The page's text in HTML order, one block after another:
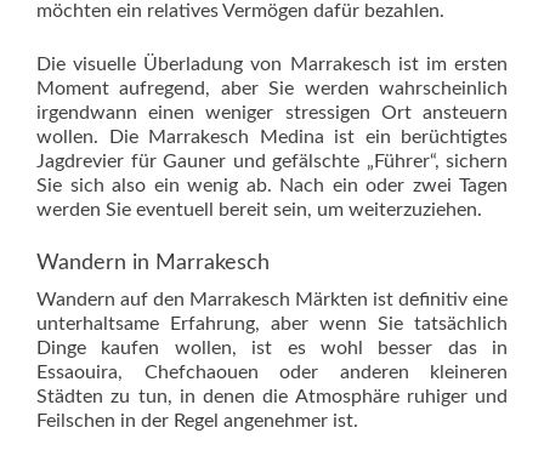
möchten ein relatives Vermögen dafür bezahlen.
Die visuelle Überladung von Marrakesch ist im ersten
Moment aufregend, aber Sie werden wahrscheinlich
irgendwann einen weniger stressigen Ort ansteuern
wollen. Die Marrakesch Medina ist ein berüchtigtes
Jagdrevier für Gauner und gefälschte „Führer“, sichern
Sie sich also ein wenig ab. Nach ein oder zwei Tagen
werden Sie eventuell bereit sein, um weiterzuziehen.
Wandern in Marrakesch
Wandern auf den Marrakesch Märkten ist definitiv eine
unterhaltsame Erfahrung, aber wenn Sie tatsächlich
Dinge kaufen wollen, ist es wohl besser das in
Essaouira, Chefchaouen oder anderen kleineren
Städten zu tun, in denen die Atmosphäre ruhiger und
Feilschen in der Regel angenehmer ist.